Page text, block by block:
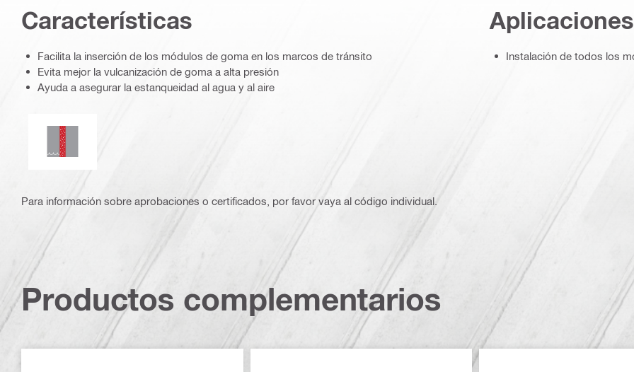
Características
Facilita la inserción de los módulos de goma en los marcos de tránsito
Evita mejor la vulcanización de goma a alta presión
Ayuda a asegurar la estanqueidad al agua y al aire
Estanqueidad al agua
Aplicaciones
Instalación de todos los
Para información sobre aprobaciones o certificados, por favor vaya al código individual.
Productos complementarios